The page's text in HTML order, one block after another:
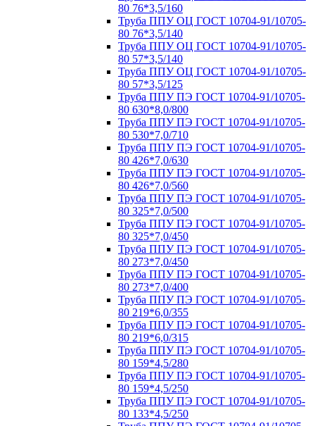
80 76*3,5/160
Труба ППУ ОЦ ГОСТ 10704-91/10705-
80 76*3,5/140
Труба ППУ ОЦ ГОСТ 10704-91/10705-
80 57*3,5/140
Труба ППУ ОЦ ГОСТ 10704-91/10705-
80 57*3,5/125
Труба ППУ ПЭ ГОСТ 10704-91/10705-
80 630*8,0/800
Труба ППУ ПЭ ГОСТ 10704-91/10705-
80 530*7,0/710
Труба ППУ ПЭ ГОСТ 10704-91/10705-
80 426*7,0/630
Труба ППУ ПЭ ГОСТ 10704-91/10705-
80 426*7,0/560
Труба ППУ ПЭ ГОСТ 10704-91/10705-
80 325*7,0/500
Труба ППУ ПЭ ГОСТ 10704-91/10705-
80 325*7,0/450
Труба ППУ ПЭ ГОСТ 10704-91/10705-
80 273*7,0/450
Труба ППУ ПЭ ГОСТ 10704-91/10705-
80 273*7,0/400
Труба ППУ ПЭ ГОСТ 10704-91/10705-
80 219*6,0/355
Труба ППУ ПЭ ГОСТ 10704-91/10705-
80 219*6,0/315
Труба ППУ ПЭ ГОСТ 10704-91/10705-
80 159*4,5/280
Труба ППУ ПЭ ГОСТ 10704-91/10705-
80 159*4,5/250
Труба ППУ ПЭ ГОСТ 10704-91/10705-
80 133*4,5/250